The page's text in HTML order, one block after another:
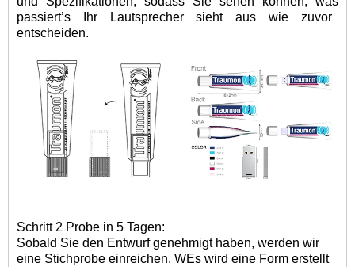
passiert’s Ihr Lautsprecher sieht aus wie zuvor
entscheiden.
Schritt 2 Probe in 5 Tagen:
Sobald Sie den Entwurf genehmigt haben, werden wir
eine Stichprobe einreichen. WEs wird eine Form erstellt